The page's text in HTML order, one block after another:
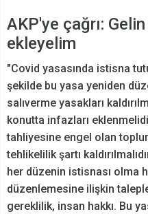
AKP'ye çağrı: Gelin
ekleyelim
"Covid yasasında istisna
şekilde bu yasa yeniden
salıverme yasakları
konutta infazları
tahliyesine engel olan
tehlikelilik şartı
her düzenin istisnası olma
düzenlemesine ilişkin
gereklilik, insan hakkı. Bu